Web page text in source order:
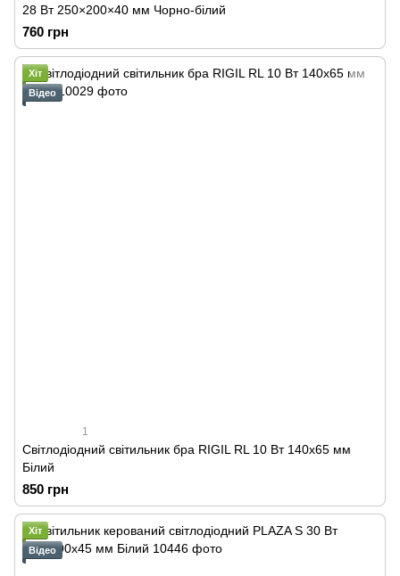
28 Вт 250×200×40 мм Чорно-білий
760 грн
Хіт
Відео
1
Світлодіодний світильник бра RIGIL RL 10 Вт 140x65 мм
Білий
850 грн
Хіт
Відео